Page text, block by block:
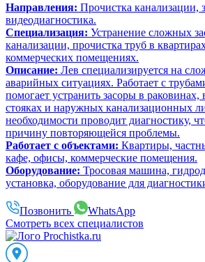
Направления: Прочистка канализации,
видеодиагностика.
Специализация: Устранение сложных
канализации, прочистка труб в
коммерческих помещениях.
Описание: Лев специализируется на
аварийных ситуациях. Работает с
помогает устранить засоры в раковинах,
стояках и наружных канализационных
необходимости проводит диагностику,
причину повторяющейся проблемы.
Работает с объектами: Квартиры,
кафе, офисы, коммерческие помещения.
Оборудование: Тросовая машина,
установка, оборудование для
Позвонить
WhatsApp
Смотреть всех специалистов